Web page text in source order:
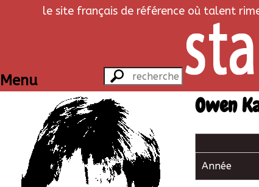
le site français de référence où talent
Menu
Owen
Année